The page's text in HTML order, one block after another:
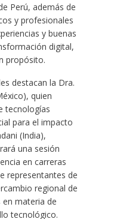
Perú, además de
y profesionales
y buenas
digital,
propósito.
destacan la Dra.
quien
tecnologías
para el impacto
(India),
una sesión
en carreras
representantes de
regional de
en materia de
tecnológico.